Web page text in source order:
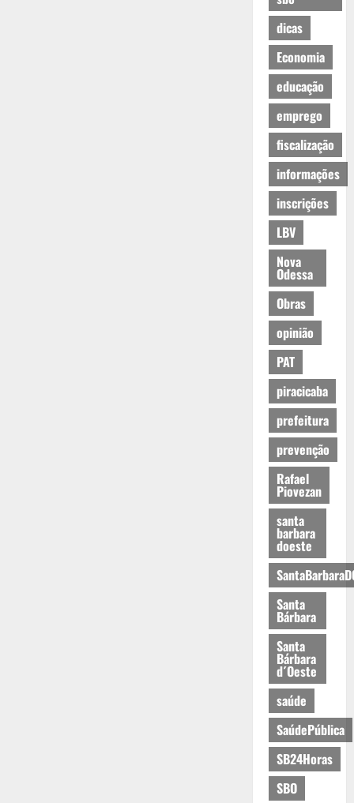
dicas
Economia
educação
emprego
fiscalização
informações
inscrições
LBV
Nova
Odessa
Obras
opinião
PAT
piracicaba
prefeitura
prevenção
Rafael
Piovezan
santa
barbara
doeste
Santa
Bárbara
Santa
Bárbara
d´Oeste
saúde
SaúdePública
SB24Horas
SBO